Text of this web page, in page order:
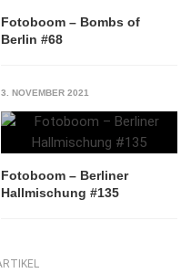
Fotoboom – Bombs of
Berlin #68
3. NOVEMBER 2021
Fotoboom – Berliner
Hallmischung #135